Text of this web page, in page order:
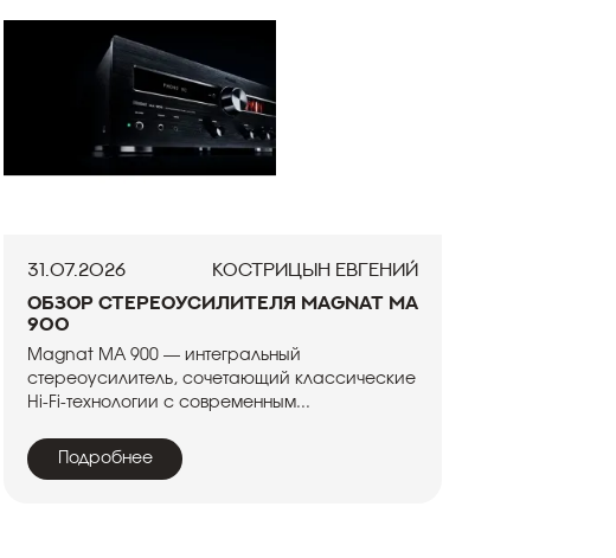
31.07.2026
Кострицын Евгений
Обзор стереоусилителя Magnat MA
900
Magnat MA 900 — интегральный
стереоусилитель, сочетающий классические
Hi-Fi-технологии с современным...
Подробнее